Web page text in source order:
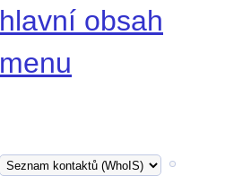
obsah